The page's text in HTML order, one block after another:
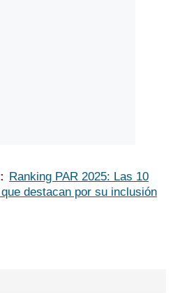
Ranking PAR 2025: Las 10
destacan por su inclusión